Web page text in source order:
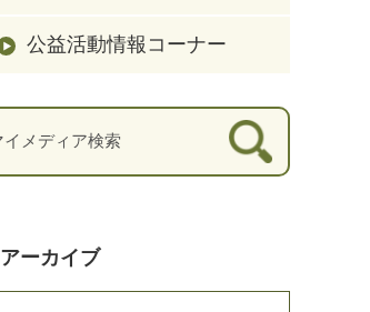
公益活動情報コーナー
アーカイブ